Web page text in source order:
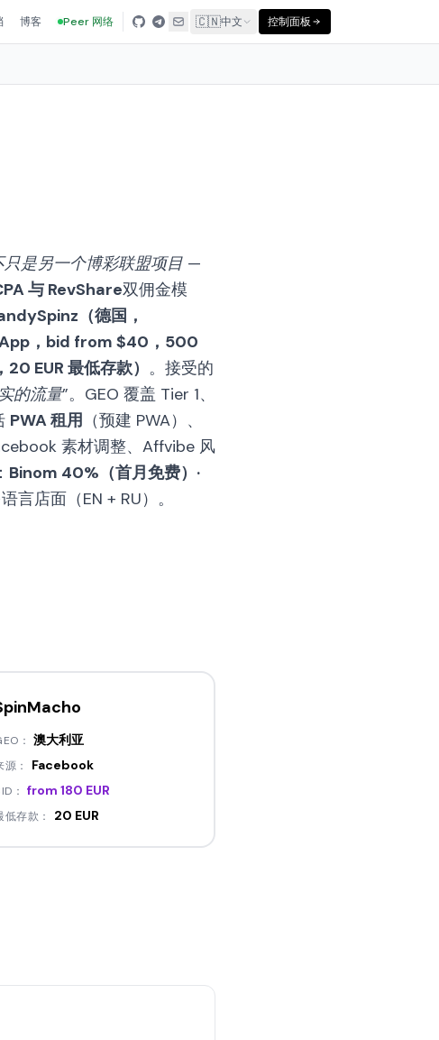
博客 Peer 网络 🇨🇳中文 控制面板
只是另一个博彩联盟项目 —
与 RevShare双佣金模
（德国，
，bid from $40，500
EUR 最低存款） 。接受的
的流量”。GEO 覆盖 Tier 1、
PWA 租用 （预建 PWA）、
素材调整、Affvibe 风
Binom 40%（首月免费）·
言店面（EN + RU）。
： 澳大利亚
源： Facebook
： from 180 EUR
低存款： 20 EUR